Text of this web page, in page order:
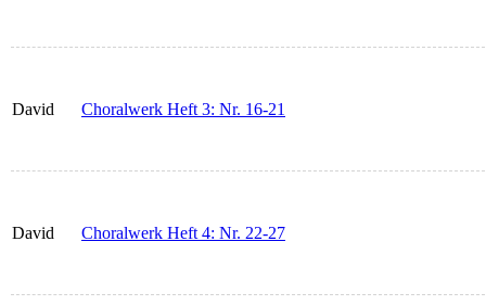
David Choralwerk Heft 3: Nr. 16-21
David Choralwerk Heft 4: Nr. 22-27